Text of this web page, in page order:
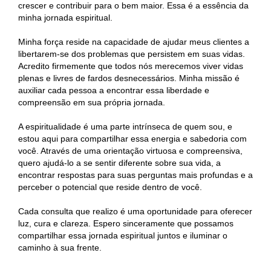
crescer e contribuir para o bem maior. Essa é a essência da
minha jornada espiritual.
Minha força reside na capacidade de ajudar meus clientes a
libertarem-se dos problemas que persistem em suas vidas.
Acredito firmemente que todos nós merecemos viver vidas
plenas e livres de fardos desnecessários. Minha missão é
auxiliar cada pessoa a encontrar essa liberdade e
compreensão em sua própria jornada.
A espiritualidade é uma parte intrínseca de quem sou, e
estou aqui para compartilhar essa energia e sabedoria com
você. Através de uma orientação virtuosa e compreensiva,
quero ajudá-lo a se sentir diferente sobre sua vida, a
encontrar respostas para suas perguntas mais profundas e a
perceber o potencial que reside dentro de você.
Cada consulta que realizo é uma oportunidade para oferecer
luz, cura e clareza. Espero sinceramente que possamos
compartilhar essa jornada espiritual juntos e iluminar o
caminho à sua frente.